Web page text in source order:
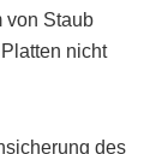
von Staub
nicht
des